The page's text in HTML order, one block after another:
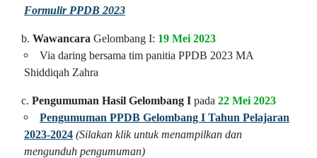
Formulir PPDB 2023
b. Wawancara Gelombang I: 19 Mei 2023
Via daring bersama tim panitia PPDB 2023 MA
Shiddiqah Zahra
c. Pengumuman Hasil Gelombang I pada 22 Mei 2023
Pengumuman PPDB Gelombang I Tahun Pelajaran
2023-2024 (Silakan klik untuk menampilkan dan
mengunduh pengumuman)